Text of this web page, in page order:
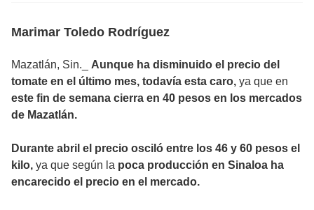
Marimar Toledo Rodríguez
Mazatlán, Sin._ Aunque ha disminuido el precio del
tomate en el último mes, todavía esta caro, ya que en
este fin de semana cierra en 40 pesos en los mercados
de Mazatlán.
Durante abril el precio osciló entre los 46 y 60 pesos el
kilo, ya que según la poca producción en Sinaloa ha
encarecido el precio en el mercado.